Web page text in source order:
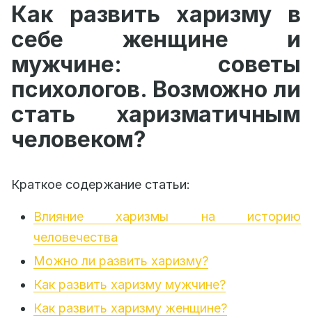
Как развить харизму в
себе женщине и
мужчине: советы
психологов. Возможно ли
стать харизматичным
человеком?
Краткое содержание статьи:
Влияние харизмы на историю
человечества
Можно ли развить харизму?
Как развить харизму мужчине?
Как развить харизму женщине?